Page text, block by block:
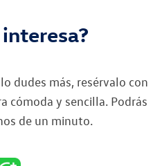
dudes más, resérvalo con
cómoda y sencilla. Podrás
de un minuto.